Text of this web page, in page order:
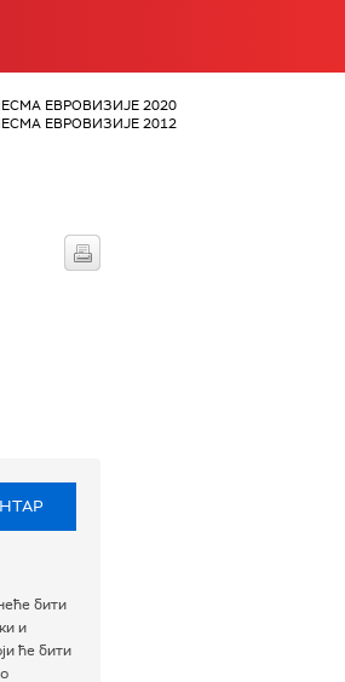
ЕВРОВИЗИЈЕ 2020
ЕВРОВИЗИЈЕ 2012
бити
и
ће бити